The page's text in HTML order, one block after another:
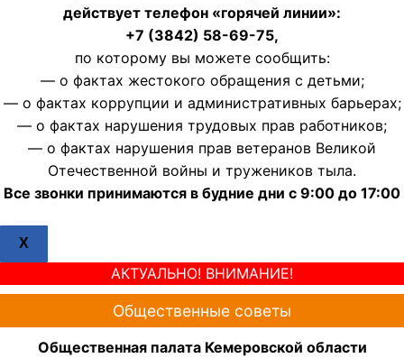
действует телефон «горячей линии»:
+7 (3842) 58-69-75,
по которому вы можете сообщить:
— о фактах жестокого обращения с детьми;
— о фактах коррупции и административных барьерах;
— о фактах нарушения трудовых прав работников;
— о фактах нарушения прав ветеранов Великой
Отечественной войны и тружеников тыла.
Все звонки принимаются в будние дни с 9:00 до 17:00
X
АКТУАЛЬНО! ВНИМАНИЕ!
Общественные советы
Общественная палата Кемеровской области